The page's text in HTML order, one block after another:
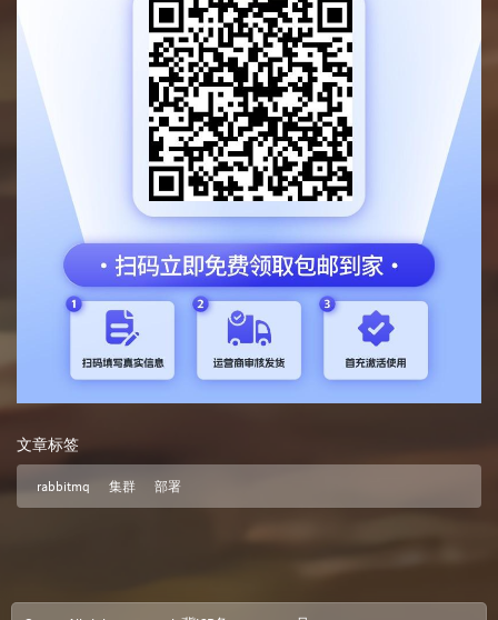
文章标签
rabbitmq 集群 部署